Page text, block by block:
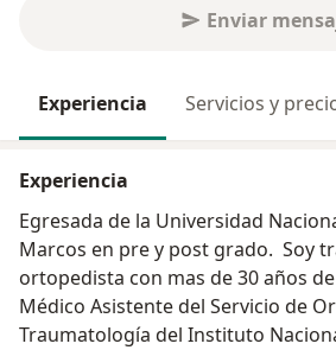
Enviar
Experiencia Servicios y
Experiencia
Egresada de la Universidad
Marcos en pre y post grado. Soy
ortopedista con mas de 30 años
Médico Asistente del Servicio de
Traumatología del Instituto